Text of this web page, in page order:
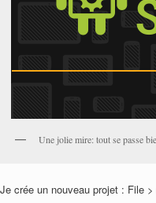
Une jolie mire: tout se passe
Je crée un nouveau projet : File